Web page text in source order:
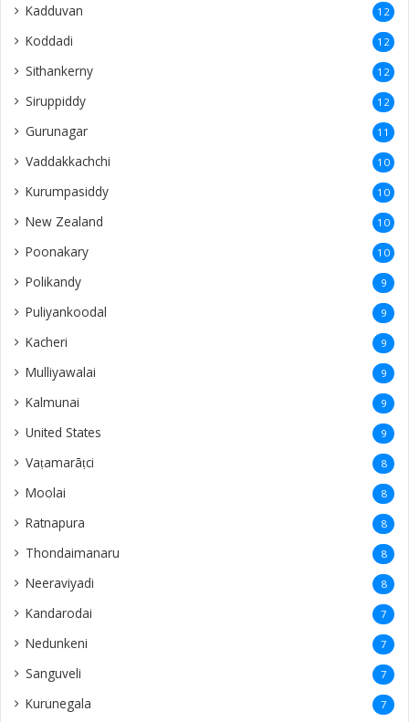
Kadduvan 12
Koddadi 12
Sithankerny 12
Siruppiddy 12
Gurunagar 11
Vaddakkachchi 10
Kurumpasiddy 10
New Zealand 10
Poonakary 10
Polikandy 9
Puliyankoodal 9
Kacheri 9
Mulliyawalai 9
Kalmunai 9
United States 9
Vaṭamarāṭci 8
Moolai 8
Ratnapura 8
Thondaimanaru 8
Neeraviyadi 8
Kandarodai 7
Nedunkeni 7
Sanguveli 7
Kurunegala 7